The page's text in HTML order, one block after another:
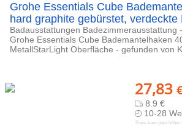
Grohe Essentials Cube
hard graphite gebürstet, verdeckte
Badausstattungen Badezimmerausstattung
Grohe Essentials Cube Bademantelhaken
MetallStarLight Oberfläche - gefunden von
27,83
8.9 €
10-28
Preis kann jetzt höher